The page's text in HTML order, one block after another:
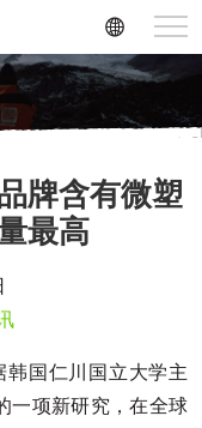
牌含有微塑
最高
国仁川国立大学主
一项新研究，在全球